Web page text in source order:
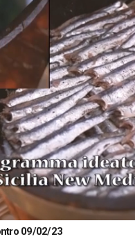
Loaded
2.81%09/02/23